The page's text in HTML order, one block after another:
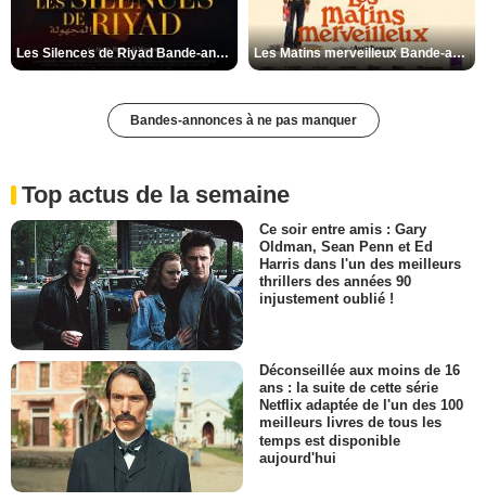
Les Silences de Riyad Bande-annonce VO STFR Les Matins merveilleux Bande-annonce VF
Bandes-annonces à ne pas manquer
Top actus de la semaine
Ce soir entre amis : Gary
Oldman, Sean Penn et Ed
Harris dans l'un des meilleurs
thrillers des années 90
injustement oublié !
Déconseillée aux moins de 16
ans : la suite de cette série
Netflix adaptée de l'un des 100
meilleurs livres de tous les
temps est disponible
aujourd'hui